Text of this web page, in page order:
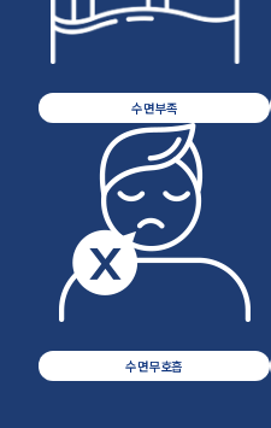
수면부족
수면무호흡